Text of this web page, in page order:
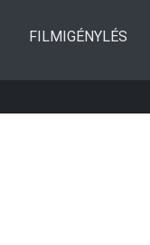
FILMIGÉNYLÉS